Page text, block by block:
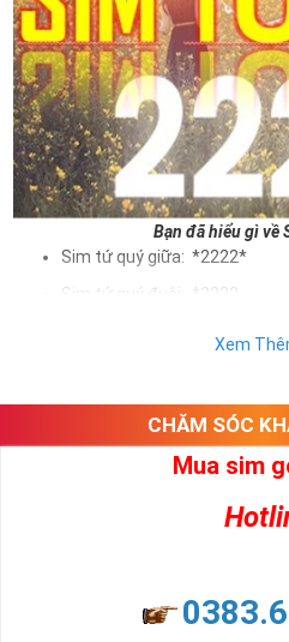
Bạn đã hiểu gì về
Sim tứ quý giữa: *2222*
Sim tứ quý đuôi: *2222
như sự sắp xếp của các con số
Ý nghĩa sim tứ quý 2
nhiều thành công, thăng tiến hơn.
Xem
CHĂM SÓC
Mua sim